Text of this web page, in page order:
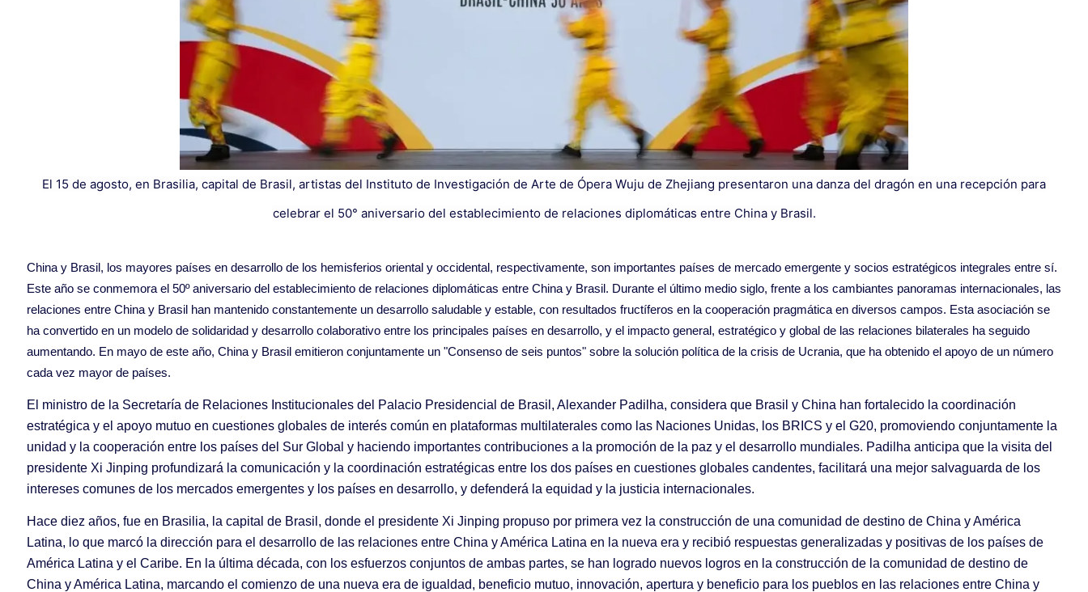
El 15 de agosto, en Brasilia, capital de Brasil, artistas del Instituto de Investigación de Arte de Ópera Wuju de Zhejiang presentaron una danza del dragón en una recepción para
celebrar el 50° aniversario del establecimiento de relaciones diplomáticas entre China y Brasil.
China y Brasil, los mayores países en desarrollo de los hemisferios oriental y occidental, respectivamente, son importantes países de mercado emergente y socios estratégicos integrales entre sí.
Este año se conmemora el 50º aniversario del establecimiento de relaciones diplomáticas entre China y Brasil. Durante el último medio siglo, frente a los cambiantes panoramas internacionales, las
relaciones entre China y Brasil han mantenido constantemente un desarrollo saludable y estable, con resultados fructíferos en la cooperación pragmática en diversos campos. Esta asociación se
ha convertido en un modelo de solidaridad y desarrollo colaborativo entre los principales países en desarrollo, y el impacto general, estratégico y global de las relaciones bilaterales ha seguido
aumentando. En mayo de este año, China y Brasil emitieron conjuntamente un "Consenso de seis puntos" sobre la solución política de la crisis de Ucrania, que ha obtenido el apoyo de un número
cada vez mayor de países.
El ministro de la Secretaría de Relaciones Institucionales del Palacio Presidencial de Brasil, Alexander Padilha, considera que Brasil y China han fortalecido la coordinación
estratégica y el apoyo mutuo en cuestiones globales de interés común en plataformas multilaterales como las Naciones Unidas, los BRICS y el G20, promoviendo conjuntamente la
unidad y la cooperación entre los países del Sur Global y haciendo importantes contribuciones a la promoción de la paz y el desarrollo mundiales. Padilha anticipa que la visita del
presidente Xi Jinping profundizará la comunicación y la coordinación estratégicas entre los dos países en cuestiones globales candentes, facilitará una mejor salvaguarda de los
intereses comunes de los mercados emergentes y los países en desarrollo, y defenderá la equidad y la justicia internacionales.
Hace diez años, fue en Brasilia, la capital de Brasil, donde el presidente Xi Jinping propuso por primera vez la construcción de una comunidad de destino de China y América
Latina, lo que marcó la dirección para el desarrollo de las relaciones entre China y América Latina en la nueva era y recibió respuestas generalizadas y positivas de los países de
América Latina y el Caribe. En la última década, con los esfuerzos conjuntos de ambas partes, se han logrado nuevos logros en la construcción de la comunidad de destino de
China y América Latina, marcando el comienzo de una nueva era de igualdad, beneficio mutuo, innovación, apertura y beneficio para los pueblos en las relaciones entre China y